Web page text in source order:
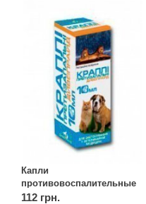
Капли
противовоспалительные
для глаз и носа, 10 мл,
112 грн.